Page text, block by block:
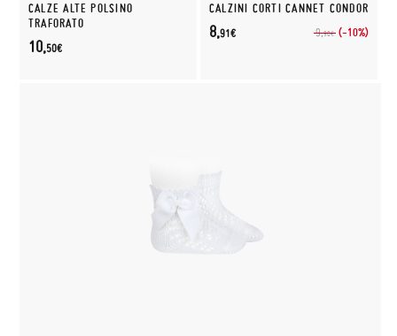
CALZE ALTE POLSINO
TRAFORATO
10,50€
CALZINI CORTI CANNET CONDOR
9,90€ (-10%)
8,91€